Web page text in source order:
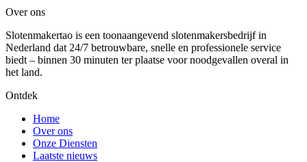
Over ons
Slotenmakertao is een toonaangevend slotenmakersbedrijf in
Nederland dat 24/7 betrouwbare, snelle en professionele service
biedt – binnen 30 minuten ter plaatse voor noodgevallen overal in
het land.
Ontdek
Home
Over ons
Onze Diensten
Laatste nieuws